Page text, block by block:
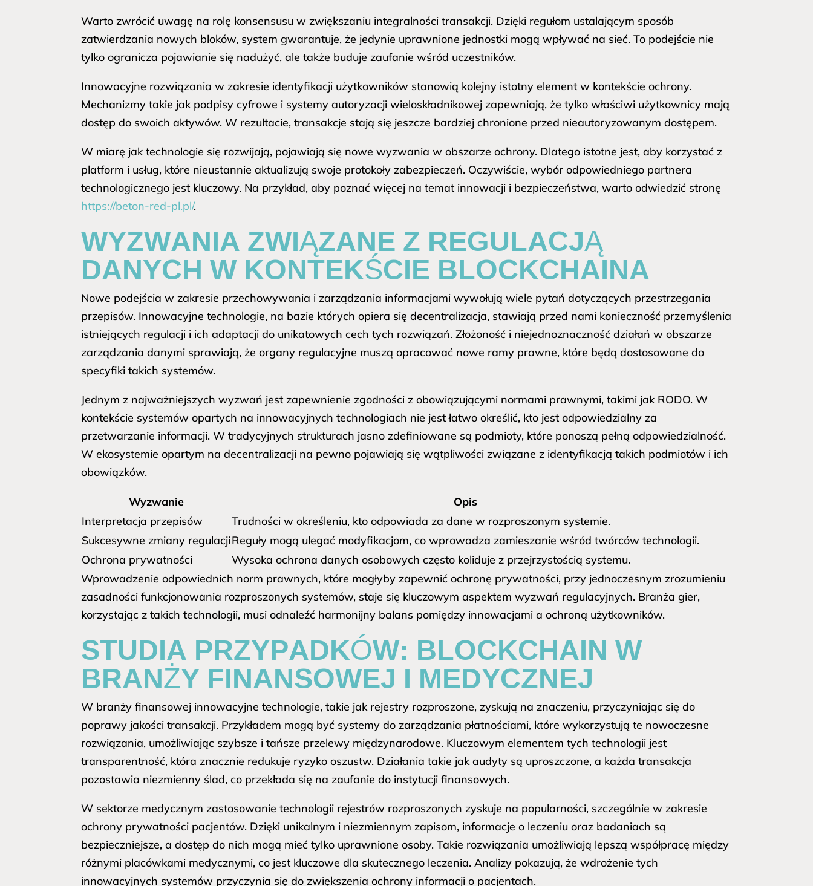
Warto zwrócić uwagę na rolę konsensusu w zwiększaniu integralności transakcji. Dzięki regułom ustalającym sposób
zatwierdzania nowych bloków, system gwarantuje, że jedynie uprawnione jednostki mogą wpływać na sieć. To podejście nie
tylko ogranicza pojawianie się nadużyć, ale także buduje zaufanie wśród uczestników.
Innowacyjne rozwiązania w zakresie identyfikacji użytkowników stanowią kolejny istotny element w kontekście ochrony.
Mechanizmy takie jak podpisy cyfrowe i systemy autoryzacji wieloskładnikowej zapewniają, że tylko właściwi użytkownicy mają
dostęp do swoich aktywów. W rezultacie, transakcje stają się jeszcze bardziej chronione przed nieautoryzowanym dostępem.
W miarę jak technologie się rozwijają, pojawiają się nowe wyzwania w obszarze ochrony. Dlatego istotne jest, aby korzystać z
platform i usług, które nieustannie aktualizują swoje protokoły zabezpieczeń. Oczywiście, wybór odpowiedniego partnera
technologicznego jest kluczowy. Na przykład, aby poznać więcej na temat innowacji i bezpieczeństwa, warto odwiedzić stronę
https://beton-red-pl.pl/.
WYZWANIA ZWIĄZANE Z REGULACJĄ
DANYCH W KONTEKŚCIE BLOCKCHAINA
Nowe podejścia w zakresie przechowywania i zarządzania informacjami wywołują wiele pytań dotyczących przestrzegania
przepisów. Innowacyjne technologie, na bazie których opiera się decentralizacja, stawiają przed nami konieczność przemyślenia
istniejących regulacji i ich adaptacji do unikatowych cech tych rozwiązań. Złożoność i niejednoznaczność działań w obszarze
zarządzania danymi sprawiają, że organy regulacyjne muszą opracować nowe ramy prawne, które będą dostosowane do
specyfiki takich systemów.
Jednym z najważniejszych wyzwań jest zapewnienie zgodności z obowiązującymi normami prawnymi, takimi jak RODO. W
kontekście systemów opartych na innowacyjnych technologiach nie jest łatwo określić, kto jest odpowiedzialny za
przetwarzanie informacji. W tradycyjnych strukturach jasno zdefiniowane są podmioty, które ponoszą pełną odpowiedzialność.
W ekosystemie opartym na decentralizacji na pewno pojawiają się wątpliwości związane z identyfikacją takich podmiotów i ich
obowiązków.
Wyzwanie
Opis
Interpretacja przepisów
Trudności w określeniu, kto odpowiada za dane w rozproszonym systemie.
Sukcesywne zmiany regulacjiReguły mogą ulegać modyfikacjom, co wprowadza zamieszanie wśród twórców technologii.
Ochrona prywatności
Wysoka ochrona danych osobowych często koliduje z przejrzystością systemu.
Wprowadzenie odpowiednich norm prawnych, które mogłyby zapewnić ochronę prywatności, przy jednoczesnym zrozumieniu
zasadności funkcjonowania rozproszonych systemów, staje się kluczowym aspektem wyzwań regulacyjnych. Branża gier,
korzystając z takich technologii, musi odnaleźć harmonijny balans pomiędzy innowacjami a ochroną użytkowników.
STUDIA PRZYPADKÓW: BLOCKCHAIN W
BRANŻY FINANSOWEJ I MEDYCZNEJ
W branży finansowej innowacyjne technologie, takie jak rejestry rozproszone, zyskują na znaczeniu, przyczyniając się do
poprawy jakości transakcji. Przykładem mogą być systemy do zarządzania płatnościami, które wykorzystują te nowoczesne
rozwiązania, umożliwiając szybsze i tańsze przelewy międzynarodowe. Kluczowym elementem tych technologii jest
transparentność, która znacznie redukuje ryzyko oszustw. Działania takie jak audyty są uproszczone, a każda transakcja
pozostawia niezmienny ślad, co przekłada się na zaufanie do instytucji finansowych.
W sektorze medycznym zastosowanie technologii rejestrów rozproszonych zyskuje na popularności, szczególnie w zakresie
ochrony prywatności pacjentów. Dzięki unikalnym i niezmiennym zapisom, informacje o leczeniu oraz badaniach są
bezpieczniejsze, a dostęp do nich mogą mieć tylko uprawnione osoby. Takie rozwiązania umożliwiają lepszą współpracę między
różnymi placówkami medycznymi, co jest kluczowe dla skutecznego leczenia. Analizy pokazują, że wdrożenie tych
innowacyjnych systemów przyczynia się do zwiększenia ochrony informacji o pacjentach.